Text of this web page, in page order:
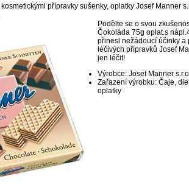
přípravky sušenky, oplatky Josef Manner
Podělte se o svou
Čokoláda 75g oplat.s
přinesl nežádoucí účinky a
léčivých přípravků Josef
jen léčit!
Výrobce: Josef Manner
Zařazení výrobku: Čaje,
oplatky